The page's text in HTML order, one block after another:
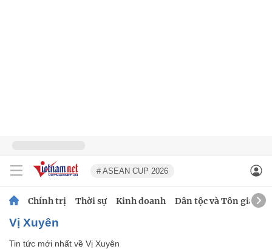
# ASEAN CUP 2026
Chính trị Thời sự Kinh doanh Dân tộc và Tôn giáo
Vị Xuyên
Tin tức mới nhất về Vị Xuyên